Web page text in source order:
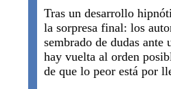
Tras un desarrollo
la sorpresa final: los
sembrado de dudas ante
hay vuelta al orden
de que lo peor está por